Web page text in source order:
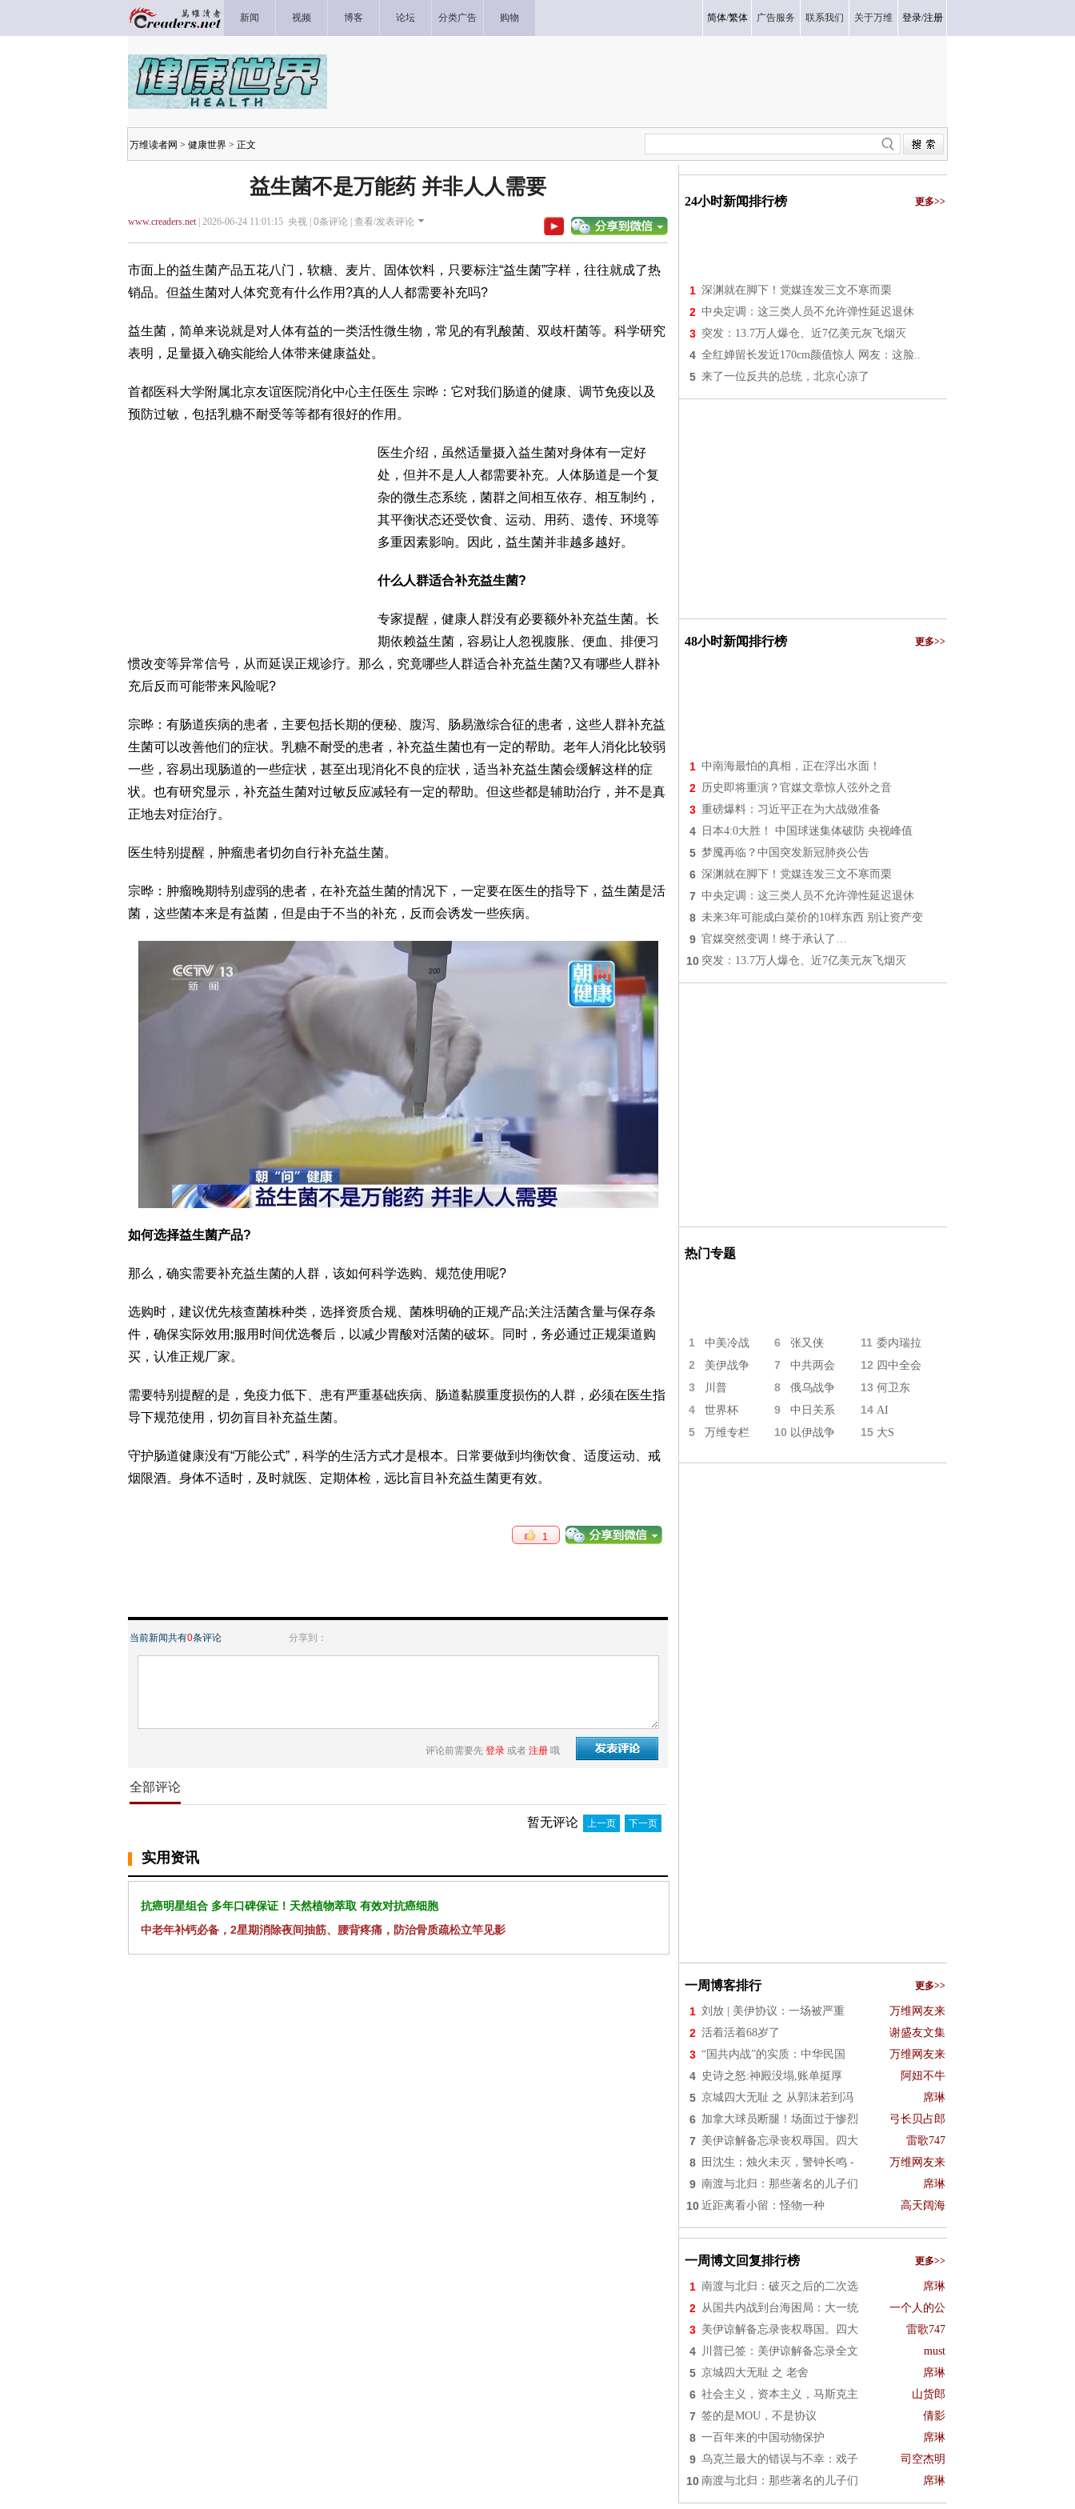
新闻 视频 博客 论坛 分类广告 购物 简体/繁体 广告服务 联系我们 关于万维 登录/注册
万维读者网 > 健康世界 > 正文
益生菌不是万能药 并非人人需要
www.creaders.net| 2026-06-24 11:01:15 央视 | 0条评论 | 查看/发表评论
市面上的益生菌产品五花八门，软糖、麦片、固体饮料，只要标注“益生菌”字样，往往就成了热
销品。但益生菌对人体究竟有什么作用?真的人人都需要补充吗?
益生菌，简单来说就是对人体有益的一类活性微生物，常见的有乳酸菌、双歧杆菌等。科学研究
表明，足量摄入确实能给人体带来健康益处。
首都医科大学附属北京友谊医院消化中心主任医生 宗晔：它对我们肠道的健康、调节免疫以及
预防过敏，包括乳糖不耐受等等都有很好的作用。
医生介绍，虽然适量摄入益生菌对身体有一定好
处，但并不是人人都需要补充。人体肠道是一个复
杂的微生态系统，菌群之间相互依存、相互制约，
其平衡状态还受饮食、运动、用药、遗传、环境等
多重因素影响。因此，益生菌并非越多越好。
什么人群适合补充益生菌?
专家提醒，健康人群没有必要额外补充益生菌。长
期依赖益生菌，容易让人忽视腹胀、便血、排便习
惯改变等异常信号，从而延误正规诊疗。那么，究竟哪些人群适合补充益生菌?又有哪些人群补
充后反而可能带来风险呢?
宗晔：有肠道疾病的患者，主要包括长期的便秘、腹泻、肠易激综合征的患者，这些人群补充益
生菌可以改善他们的症状。乳糖不耐受的患者，补充益生菌也有一定的帮助。老年人消化比较弱
一些，容易出现肠道的一些症状，甚至出现消化不良的症状，适当补充益生菌会缓解这样的症
状。也有研究显示，补充益生菌对过敏反应减轻有一定的帮助。但这些都是辅助治疗，并不是真
正地去对症治疗。
医生特别提醒，肿瘤患者切勿自行补充益生菌。
宗晔：肿瘤晚期特别虚弱的患者，在补充益生菌的情况下，一定要在医生的指导下，益生菌是活
菌，这些菌本来是有益菌，但是由于不当的补充，反而会诱发一些疾病。
如何选择益生菌产品?
那么，确实需要补充益生菌的人群，该如何科学选购、规范使用呢?
选购时，建议优先核查菌株种类，选择资质合规、菌株明确的正规产品;关注活菌含量与保存条
件，确保实际效用;服用时间优选餐后，以减少胃酸对活菌的破坏。同时，务必通过正规渠道购
买，认准正规厂家。
需要特别提醒的是，免疫力低下、患有严重基础疾病、肠道黏膜重度损伤的人群，必须在医生指
导下规范使用，切勿盲目补充益生菌。
守护肠道健康没有“万能公式”，科学的生活方式才是根本。日常要做到均衡饮食、适度运动、戒
烟限酒。身体不适时，及时就医、定期体检，远比盲目补充益生菌更有效。
1
当前新闻共有0条评论 分享到：
评论前需要先 登录 或者 注册 哦
全部评论
暂无评论 上一页 下一页
实用资讯
抗癌明星组合 多年口碑保证！天然植物萃取 有效对抗癌细胞
中老年补钙必备，2星期消除夜间抽筋、腰背疼痛，防治骨质疏松立竿见影
24小时新闻排行榜 更多>>
1 深渊就在脚下！党媒连发三文不寒而栗
2 中央定调：这三类人员不允许弹性延迟退休
3 突发：13.7万人爆仓、近7亿美元灰飞烟灭
4 全红婵留长发近170cm颜值惊人 网友：这脸..
5 来了一位反共的总统，北京心凉了
48小时新闻排行榜 更多>>
1 中南海最怕的真相，正在浮出水面！
2 历史即将重演？官媒文章惊人弦外之音
3 重磅爆料：习近平正在为大战做准备
4 日本4:0大胜！ 中国球迷集体破防 央视峰值
5 梦魇再临？中国突发新冠肺炎公告
6 深渊就在脚下！党媒连发三文不寒而栗
7 中央定调：这三类人员不允许弹性延迟退休
8 未来3年可能成白菜价的10样东西 别让资产变
9 官媒突然变调！终于承认了…
10 突发：13.7万人爆仓、近7亿美元灰飞烟灭
热门专题
1 中美冷战 6 张又侠 11 委内瑞拉
2 美伊战争 7 中共两会 12 四中全会
3 川普 8 俄乌战争 13 何卫东
4 世界杯 9 中日关系 14 AI
5 万维专栏 10 以伊战争 15 大S
一周博客排行 更多>>
1 刘放 | 美伊协议：一场被严重 万维网友来
2 活着活着68岁了 谢盛友文集
3 “国共内战”的实质：中华民国 万维网友来
4 史诗之怒:神殿没塌,账单挺厚 阿妞不牛
5 京城四大无耻 之 从郭沫若到冯 席琳
6 加拿大球员断腿！场面过于惨烈 弓长贝占郎
7 美伊谅解备忘录丧权辱国。四大 雷歌747
8 田沈生：烛火未灭，警钟长鸣 - 万维网友来
9 南渡与北归：那些著名的儿子们 席琳
10 近距离看小留：怪物一种 高天阔海
一周博文回复排行榜 更多>>
1 南渡与北归：破灭之后的二次选 席琳
2 从国共内战到台海困局：大一统 一个人的公
3 美伊谅解备忘录丧权辱国。四大 雷歌747
4 川普已签：美伊谅解备忘录全文 must
5 京城四大无耻 之 老舍 席琳
6 社会主义，资本主义，马斯克主 山货郎
7 签的是MOU，不是协议 倩影
8 一百年来的中国动物保护 席琳
9 乌克兰最大的错误与不幸：戏子 司空杰明
10 南渡与北归：那些著名的儿子们 席琳